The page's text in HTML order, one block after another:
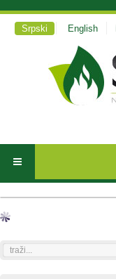
Srpski English
traži...